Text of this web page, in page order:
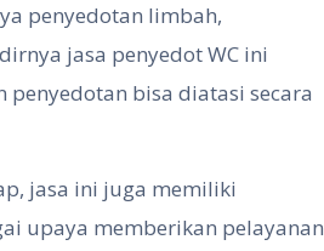
penyedotan limbah,
jasa penyedot WC ini
bisa diatasi secara
jasa ini juga memiliki
upaya memberikan pelayanan